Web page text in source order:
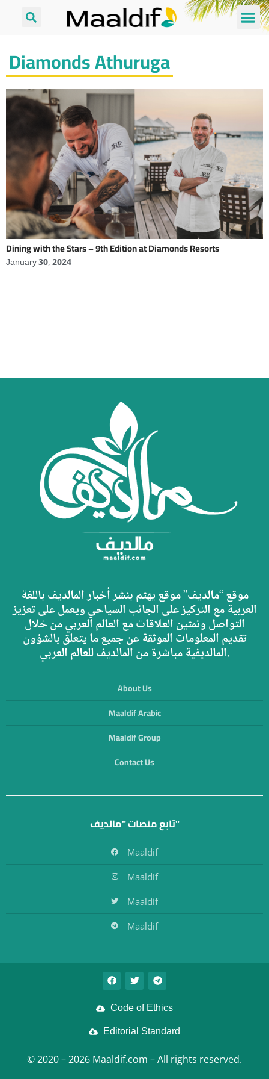
Diamonds Athuruga
Dining with the Stars – 9th Edition at Diamonds Resorts
January 30, 2024
موقع “مالديف” موقع يهتم بنشر أخبار المالديف باللغة
العربية مع التركيز على الجانب السياحي ويعمل على تعزيز
التواصل وتمتين العلاقات مع العالم العربي من خلال
تقديم المعلومات الموثقة عن جميع ما يتعلق بالشؤون
المالديفية مباشرة من المالديف للعالم العربي.
About Us
Maaldif Arabic
Maaldif Group
Contact Us
تابع منصات "مالديف"
Maaldif
Maaldif
Maaldif
Maaldif
Code of Ethics
Editorial Standard
© 2020 – 2026 Maaldif.com – All rights reserved.